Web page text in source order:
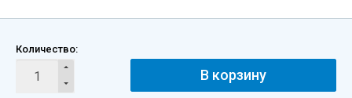
Количество:
В корзину